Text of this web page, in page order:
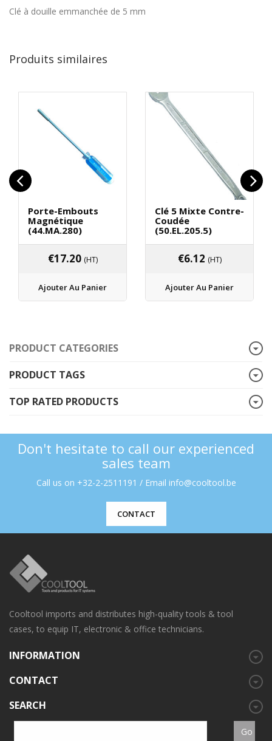
Clé à douille emmanchée de 5 mm
Produits similaires
Porte-Embouts
Magnétique
(44.MA.280)
€17.20 (HT)
Ajouter Au Panier
Clé 5 Mixte Contre-
Coudée
(50.EL.205.5)
€6.12 (HT)
Ajouter Au Panier
PRODUCT CATEGORIES
PRODUCT TAGS
TOP RATED PRODUCTS
Don't hesitate to call our experienced
sales team
Call us on +32-2-2511191 / Email info@cooltool.be
CONTACT
Cooltool imports and distributes high-quality tools & tool
cases, to equip IT, electronic & office technicians.
INFORMATION
CONTACT
SEARCH